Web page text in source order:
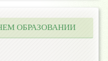
ОБРАЗОВАНИИ